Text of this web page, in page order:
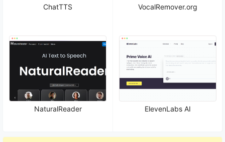
ChatTTS VocalRemover.org
NaturalReader ElevenLabs AI